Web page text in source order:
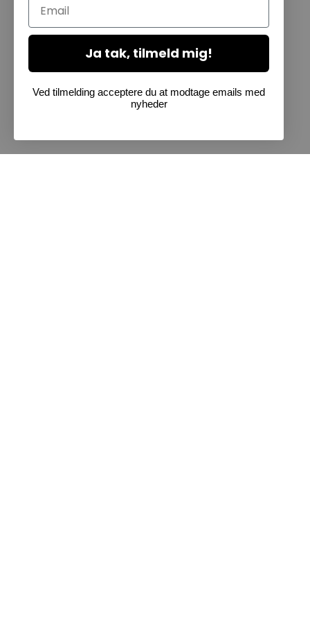
Ja tak, tilmeld mig!
Ved tilmelding acceptere du at modtage emails med
nyheder